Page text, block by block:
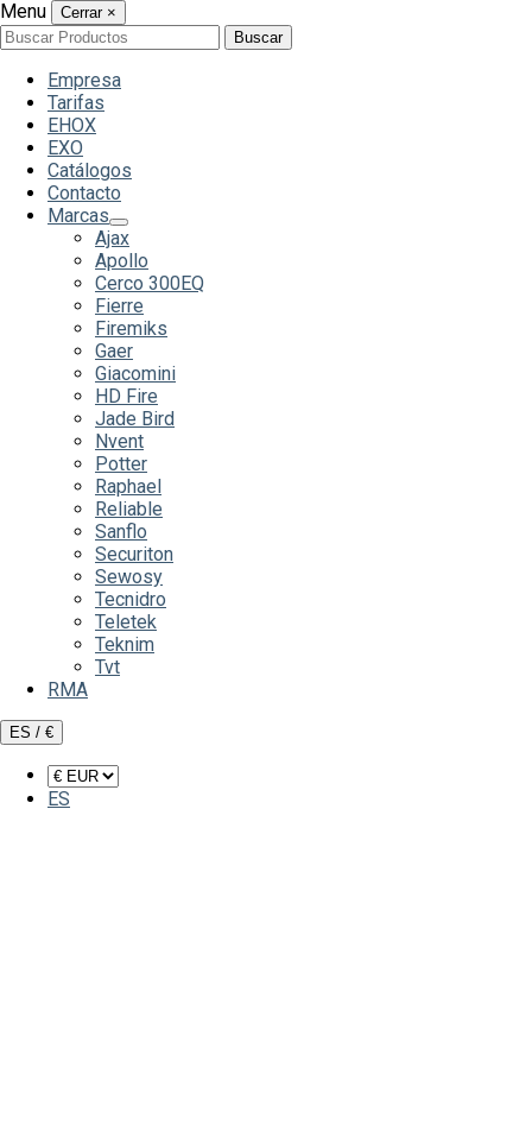
Menu Cerrar ×
Buscar
por:
Buscar
Empresa
Tarifas
EHOX
EXO
Catálogos
Contacto
Marcas
Ajax
Apollo
Cerco 300EQ
Fierre
Firemiks
Gaer
Giacomini
HD Fire
Jade Bird
Nvent
Potter
Raphael
Reliable
Sanflo
Securiton
Sewosy
Tecnidro
Teletek
Teknim
Tvt
RMA
ES / €
ES